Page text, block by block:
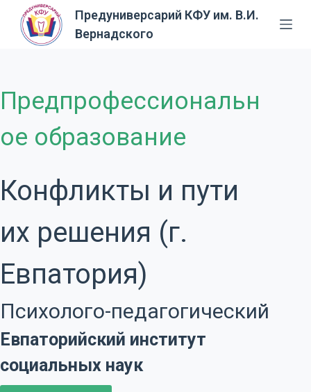
П
т
к
у
т
Предуниверсарий КФУ им. В.И.
Вернадского
Предпрофессиональн
ое образование
Конфликты и пути
их решения (г.
Евпатория)
Психолого-педагогический
Евпаторийский институт
социальных наук